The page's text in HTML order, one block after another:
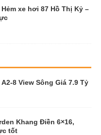
xe hơi 87 Hồ Thị Kỷ –
8 View Sông Giá 7.9 Tỷ
Khang Điền 6×16,
tốt